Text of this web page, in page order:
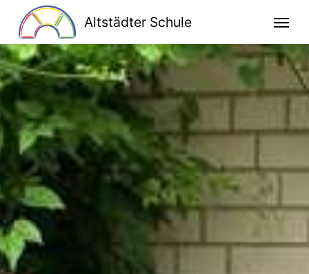
Altstädter Schule
Home
Unsere Schule
Schulprogramm
Klassen
Lesen macht stark
Bildung für nachhaltige Entwicklung